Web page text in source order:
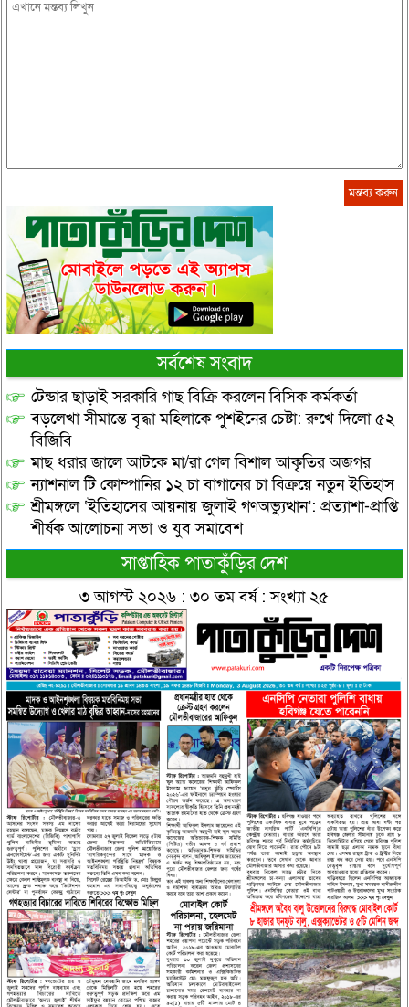
সর্বশেষ সংবাদ
টেন্ডার ছাড়াই সরকারি গাছ বিক্রি করলেন বিসিক কর্মকর্তা
বড়লেখা সীমান্তে বৃদ্ধা মহিলাকে পুশইনের চেষ্টা: রুখে দিলো ৫২
বিজিবি
মাছ ধরার জালে আটকে মা/রা গেল বিশাল আকৃতির অজগর
ন্যাশনাল টি কোম্পানির ১২ চা বাগানের চা বিক্রয়ে নতুন ইতিহাস
শ্রীমঙ্গলে ‘ইতিহাসের আয়নায় জুলাই গণঅভ্যুত্থান’: প্রত্যাশা-প্রাপ্তি
শীর্ষক আলোচনা সভা ও যুব সমাবেশ
সাপ্তাহিক পাতাকুঁড়ির দেশ
৩ আগস্ট ২০২৬ : ৩০ তম বর্ষ : সংখ্যা ২৫